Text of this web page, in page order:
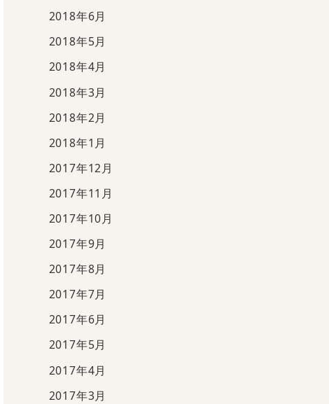
2018年6月
2018年5月
2018年4月
2018年3月
2018年2月
2018年1月
2017年12月
2017年11月
2017年10月
2017年9月
2017年8月
2017年7月
2017年6月
2017年5月
2017年4月
2017年3月